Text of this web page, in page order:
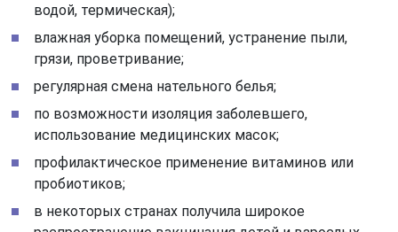
водой, термическая);
влажная уборка помещений, устранение пыли,
грязи, проветривание;
регулярная смена нательного белья;
по возможности изоляция заболевшего,
использование медицинских масок;
профилактическое применение витаминов или
пробиотиков;
в некоторых странах получила широкое